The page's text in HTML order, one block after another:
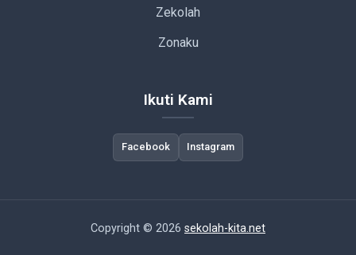
Zekolah
Zonaku
Ikuti Kami
Facebook Instagram
Copyright © 2026 sekolah-kita.net